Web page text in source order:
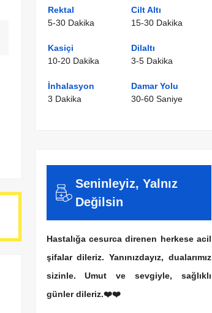
Rektal
5-30 Dakika
Cilt Altı
15-30 Dakika
Kasiçi
10-20 Dakika
Dilaltı
3-5 Dakika
İnhalasyon
3 Dakika
Damar Yolu
30-60 Saniye
Seninleyiz, Yalnız
Değilsin
Hastalığa cesurca direnen herkese acil
şifalar dileriz. Yanınızdayız, dualarımız
sizinle. Umut ve sevgiyle, sağlıklı
günler dileriz.❤️❤️